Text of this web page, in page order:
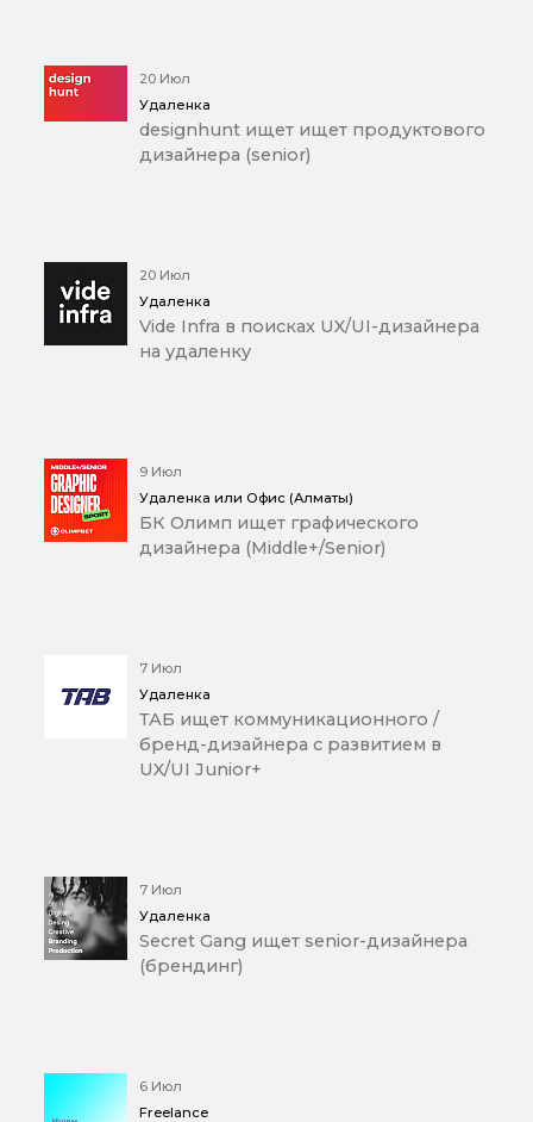
20 Июл
Удаленка
designhunt ищет ищет продуктового
дизайнера (senior)
20 Июл
Удаленка
Vide Infra в поисках UX/UI-дизайнера
на удаленку
9 Июл
Удаленка или Офис (Алматы)
БК Олимп ищет графического
дизайнера (Middle+/Senior)
7 Июл
Удаленка
ТАБ ищет коммуникационного /
бренд-дизайнера с развитием в
UX/UI Junior+
7 Июл
Удаленка
Secret Gang ищет senior-дизайнера
(брендинг)
6 Июл
Freelance